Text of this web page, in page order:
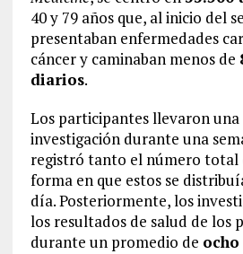
40 y 79 años que, al inicio del
presentaban enfermedades
cáncer y caminaban menos de
diarios.
Los participantes llevaron una
investigación durante una
registró tanto el número total
forma en que estos se
día. Posteriormente, los
los resultados de salud de los
durante un promedio de